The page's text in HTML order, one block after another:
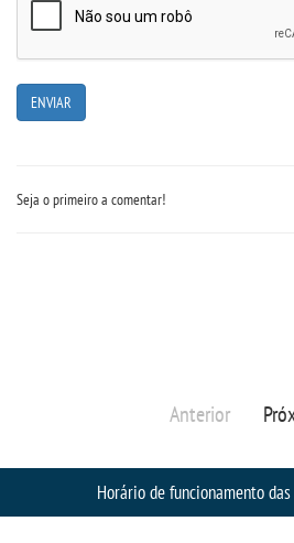
UNIESP
CONTATO
Seja o primeiro a comentar!
Anterior
Horário de funcionamento